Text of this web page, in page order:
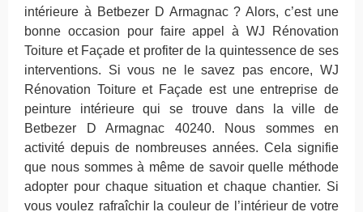
intérieure à Betbezer D Armagnac ? Alors, c’est une
bonne occasion pour faire appel à WJ Rénovation
Toiture et Façade et profiter de la quintessence de ses
interventions. Si vous ne le savez pas encore, WJ
Rénovation Toiture et Façade est une entreprise de
peinture intérieure qui se trouve dans la ville de
Betbezer D Armagnac 40240. Nous sommes en
activité depuis de nombreuses années. Cela signifie
que nous sommes à même de savoir quelle méthode
adopter pour chaque situation et chaque chantier. Si
vous voulez rafraîchir la couleur de l’intérieur de votre